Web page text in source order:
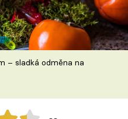
– sladká odměna na